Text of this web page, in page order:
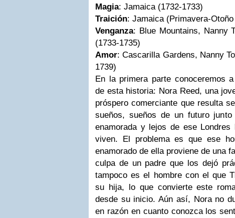
Magia: Jamaica (1732-1733)
Traición: Jamaica (Primavera-Otoño
Venganza: Blue Mountains, Nanny
(1733-1735)
Amor: Cascarilla Gardens, Nanny
1739)
En la primera parte conoceremos
de esta historia: Nora Reed, una
próspero comerciante que resulta
sueños, sueños de un futuro
enamorada y lejos de ese
viven. El problema es que ese
enamorado de ella proviene de una
culpa de un padre que los dejó
tampoco es el hombre con el que
su hija, lo que convierte este
desde su inicio. Aún así, Nora no
en razón en cuanto conozca los